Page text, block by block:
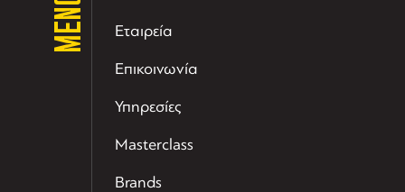
ΜΕΝΟΥ Εταιρεία
Επικοινωνία
Υπηρεσίες
Masterclass
Brands